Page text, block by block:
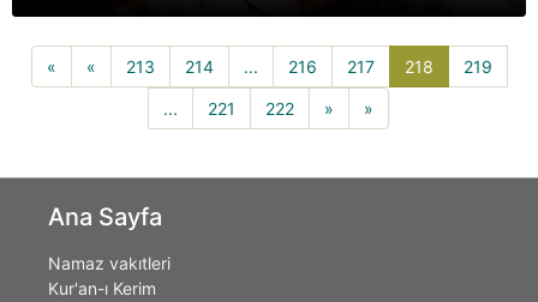
« « 213 214 ... 216 217 218218(current)
219
... 221 222 » »
Ana Sayfa
Namaz vakıtleri
Kur'an-ı Kerim